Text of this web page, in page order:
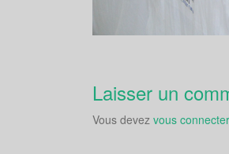
Laisser un
Vous devez vous connecter